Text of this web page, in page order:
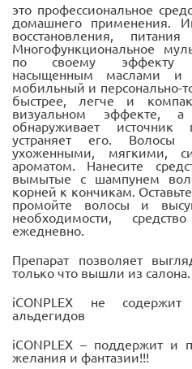
это профессиональное
домашнего применения.
восстановления,
Многофункциональное
по своему эффекту
насыщенным маслами и
мобильный и персонально-
быстрее, легче и
визуальном эффекте,
обнаруживает
устраняет его. Волосы
ухоженными, мягкими,
ароматом. Нанесите
вымытые с шампунем
корней к кончикам.
промойте волосы и
необходимости,
ежедневно.
Препарат позволяет
только что вышли из салона.
iCONPLEX не содержит
альдегидов
iCONPLEX – поддержит и
желания и фантазии!!!